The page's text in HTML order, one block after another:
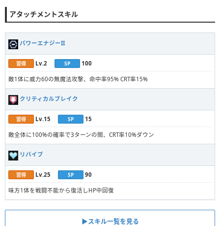
アタッチメントスキル
パワーエナジーII
習得 Lv.2 SP 100
敵1体に威力60の無魔法攻撃、命中率95% CRT率15%
クリティカルブレイク
習得 Lv.15 SP 15
敵全体に100%の確率で3ターンの間、CRT率10%ダウン
リバイブ
習得 Lv.25 SP 90
味方1体を戦闘不能から復活しHP中回復
▶︎スキル一覧を見る